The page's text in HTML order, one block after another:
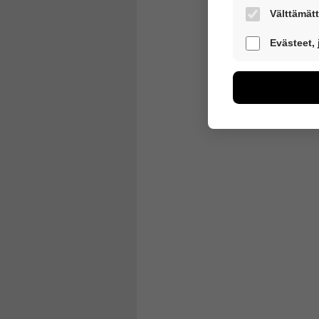
NämäEvästeet,
voimme
esimerkiksi
Voit valita,